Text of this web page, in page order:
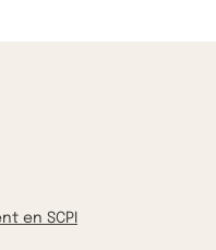
en SCPI